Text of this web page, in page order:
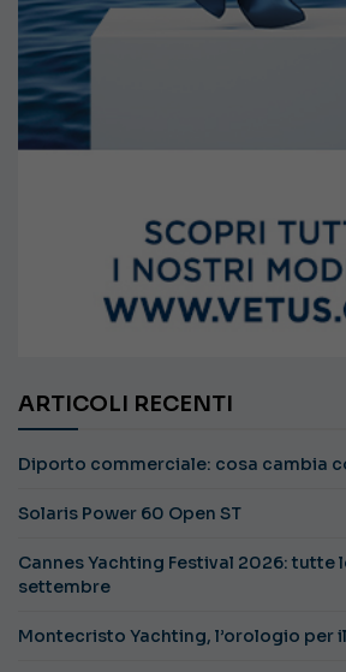
ARTICOLI RECENTI
Diporto commerciale: cosa cambia
Solaris Power 60 Open ST
Cannes Yachting Festival 2026: tutte
settembre
Montecristo Yachting, l’orologio per